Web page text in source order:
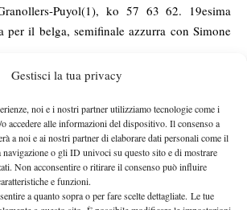
Gestisci la tua privacy
noi e i nostri partner utilizziamo tecnologie come i
accedere alle informazioni del dispositivo. Il consenso a
a noi e ai nostri partner di elaborare dati personali come il
navigazione o gli ID univoci su questo sito e di mostrare
Non acconsentire o ritirare il consenso può influire
e funzioni.
a quanto sopra o per fare scelte dettagliate. Le tue
Puyol(1), ko 57 63 62. 19esima
per il belga, semifinale azzurra con Simone
Germania): Sofferto, sudato e assolutamente
carpet di Hambach dopo cinque match
terzo set. Grande determinazione e tenacia
vincitore in finale per 57 62 60 sul suo
Sikora (Svk, 1). Terzo centro della
436 Atp, tra gli azzurri presenti quarti per